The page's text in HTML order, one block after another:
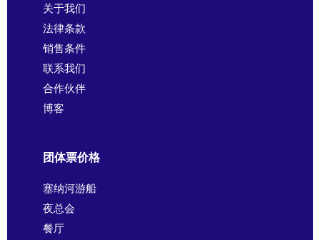
关于我们
法律条款
销售条件
联系我们
合作伙伴
博客
团体票价格
塞纳河游船
夜总会
餐厅